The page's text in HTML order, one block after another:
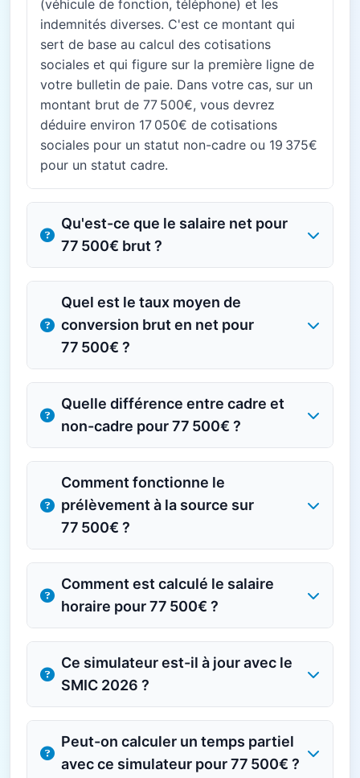
(véhicule de fonction, téléphone) et les
indemnités diverses. C'est ce montant qui
sert de base au calcul des cotisations
sociales et qui figure sur la première ligne de
votre bulletin de paie. Dans votre cas, sur un
montant brut de 77 500€, vous devrez
déduire environ 17 050€ de cotisations
sociales pour un statut non-cadre ou 19 375€
pour un statut cadre.
Qu'est-ce que le salaire net pour
77 500€ brut ?
Quel est le taux moyen de
conversion brut en net pour
77 500€ ?
Quelle différence entre cadre et
non-cadre pour 77 500€ ?
Comment fonctionne le
prélèvement à la source sur
77 500€ ?
Comment est calculé le salaire
horaire pour 77 500€ ?
Ce simulateur est-il à jour avec le
SMIC 2026 ?
Peut-on calculer un temps partiel
avec ce simulateur pour 77 500€ ?